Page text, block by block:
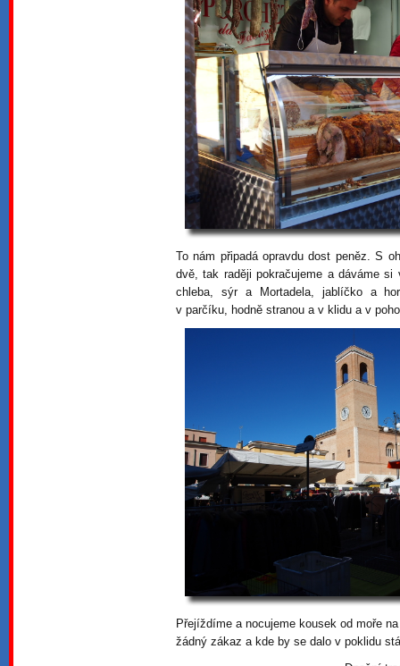
To nám připadá opravdu dost peněz. S
dvě, tak raději pokračujeme a dáváme
chleba, sýr a Mortadela, jablíčko a
v parčíku, hodně stranou a v klidu a v
Přejíždíme a nocujeme kousek od moře
žádný zákaz a kde by se dalo v poklidu